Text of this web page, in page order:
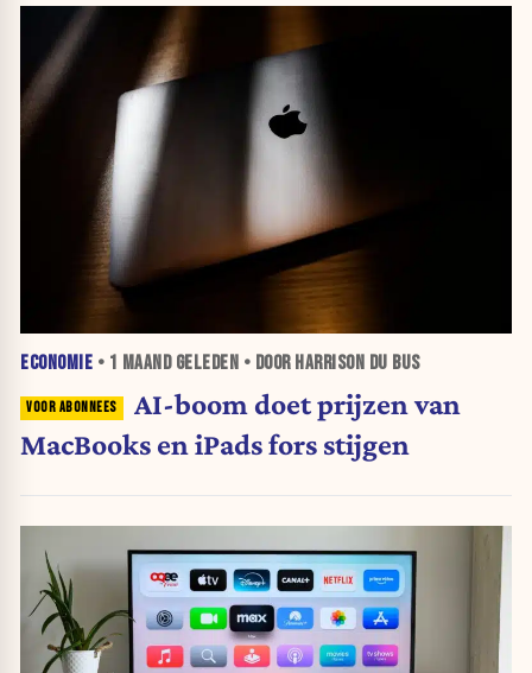
ECONOMIE • 1 MAANDGELEDEN • DOOR HARRISON DU BUS
AI-boom doet prijzen van
MacBooks en iPads fors stijgen